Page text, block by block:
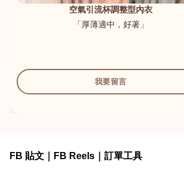
空氣引流杯調整型內衣
「厚薄適中，好著」
我要留言
FB 貼文｜FB Reels｜訂單工具